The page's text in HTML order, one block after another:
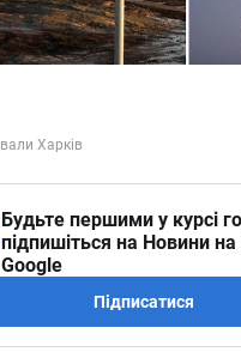
Будьте першими у курсі
підпишіться на Новини на
Google
Підписатися